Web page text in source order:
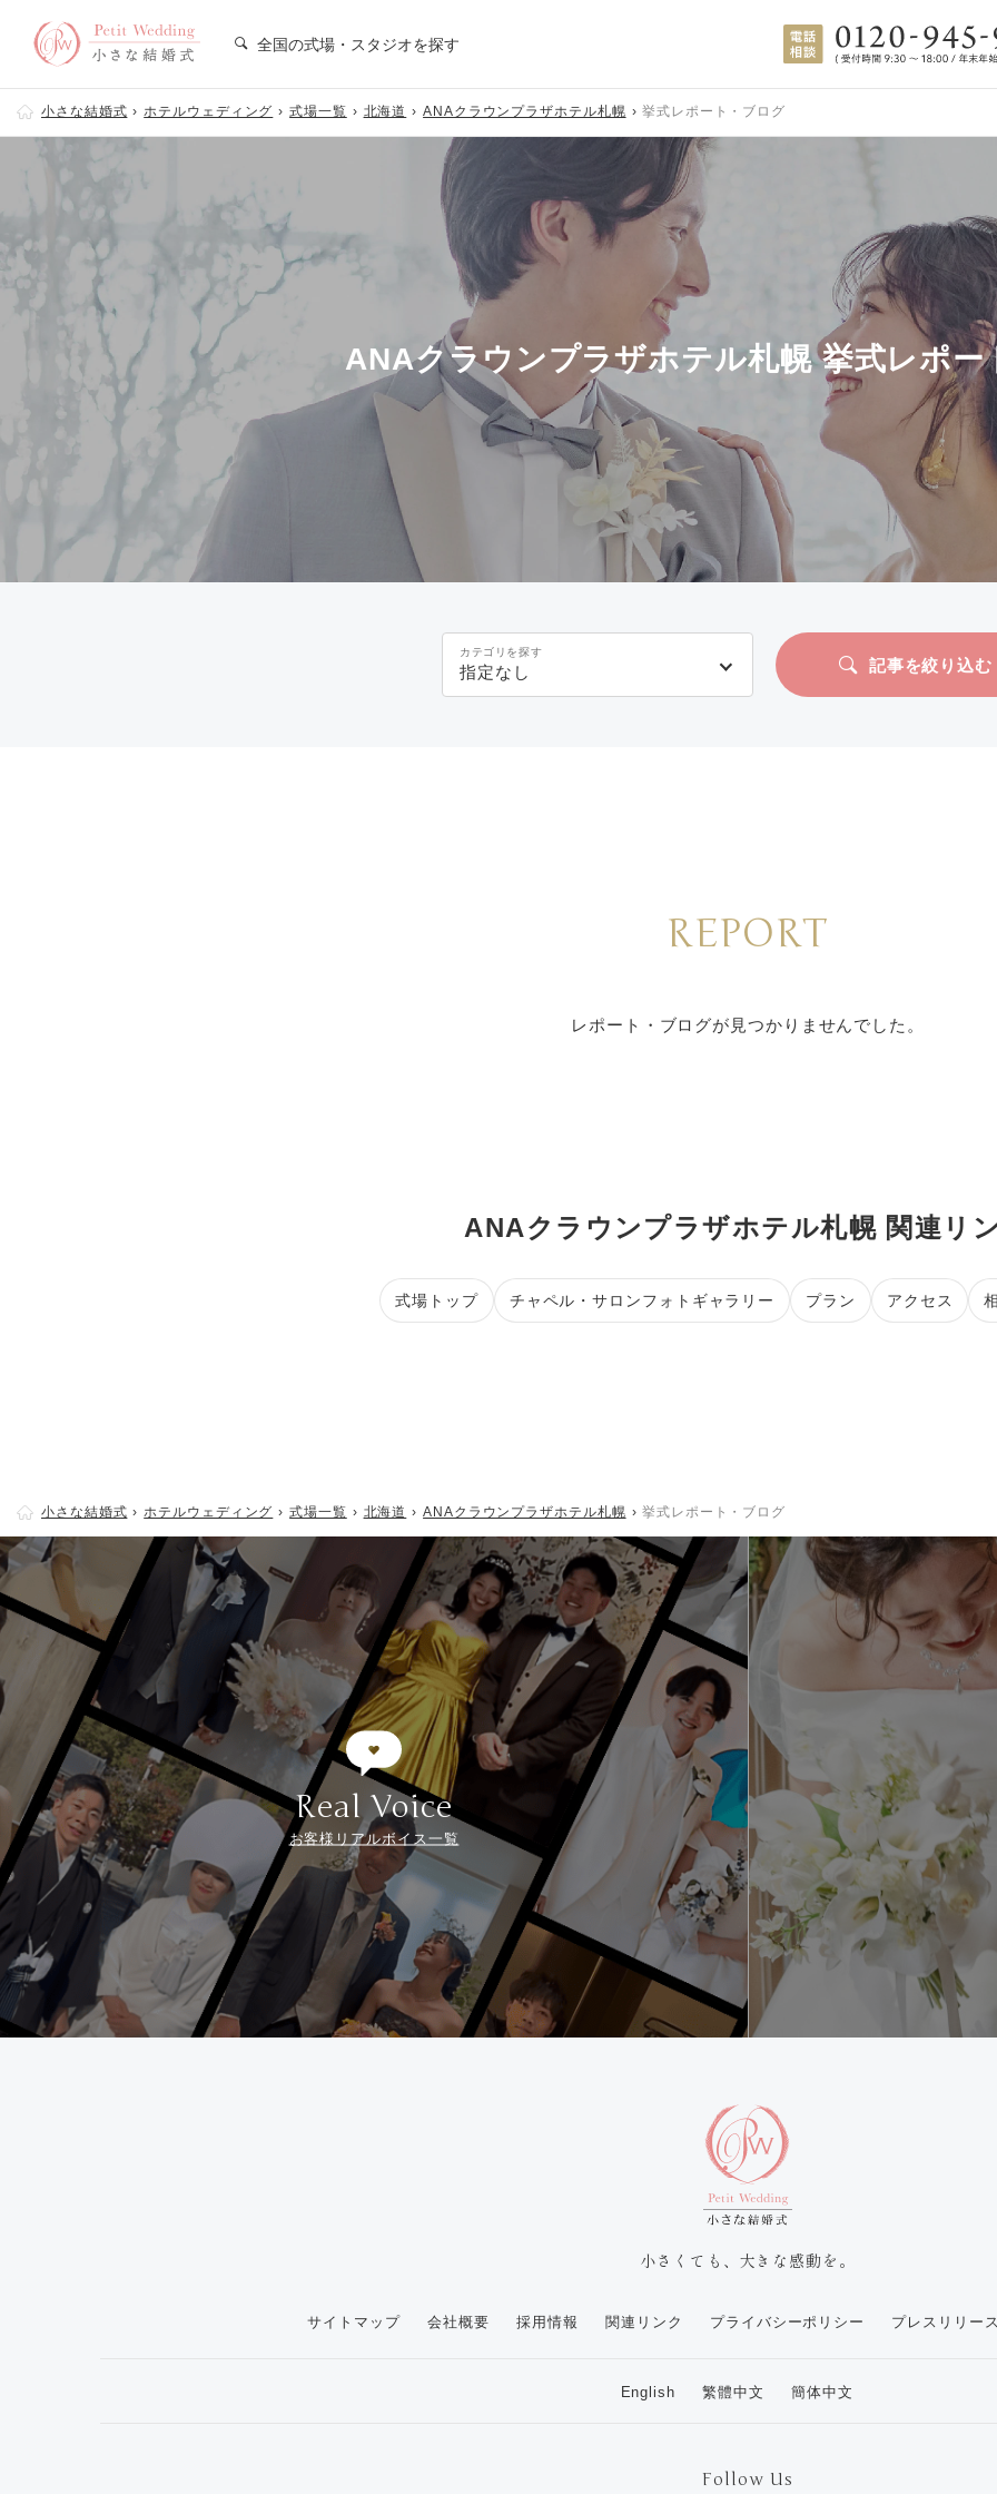
全国の式場・スタジオを探す
小さな結婚式 ホテルウェディング 式場一覧 北海道 ANAクラウンプラザホテル札幌 挙式レポート・ブログ
ANAクラウンプラザホテル札幌 挙式レポー
カテゴリを探す
指定なし 記事を絞り込む
REPORT
レポート・ブログが見つかりませんでした。
ANAクラウンプラザホテル札幌 関連リ
式場トップ チャペル・サロンフォトギャラリー プラン アクセス
小さな結婚式 ホテルウェディング 式場一覧 北海道 ANAクラウンプラザホテル札幌 挙式レポート・ブログ
Real Voice
お客様リアルボイス一覧
小さくても、大きな感動を。
サイトマップ 会社概要 採用情報 関連リンク プライバシーポリシー プレスリリース
English 繁體中文 簡体中文
Follow Us